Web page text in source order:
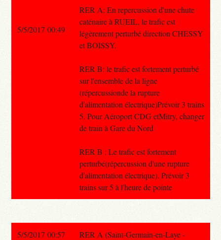
RER A: En repercussion d'une chute
caténaire à RUEIL, le trafic est
légèrement perturbé direction CHESSY
et BOISSY.
RER B: le trafic est fortement perturbé
sur l'ensemble de la ligne
(répercussionde la rupture
d'alimentation électrique)Prévoir 3 trains
5. Pour Aéroport CDG etMitry, changer
de train à Gare du Nord
RER B : Le trafic est fortement
perturbé(répercussion d'une rupture
d'alimentation électrique). Prévoir 3
trains sur 5 à l'heure de pointe
5/5/2017 00:49
5/5/2017 00:57
RER A (Saint-Germain-en-Laye -